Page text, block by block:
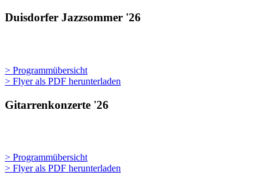
Duisdorfer Jazzsommer '26
> Programmübersicht
> Flyer als PDF herunterladen
Gitarrenkonzerte '26
> Programmübersicht
> Flyer als PDF herunterladen